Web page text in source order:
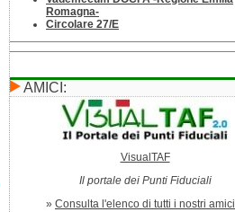
Romagna-
Circolare 27/E
AMICI:
VisualTAF
Il portale dei Punti Fiduciali
» Consulta l'elenco di tutti i nostri amici